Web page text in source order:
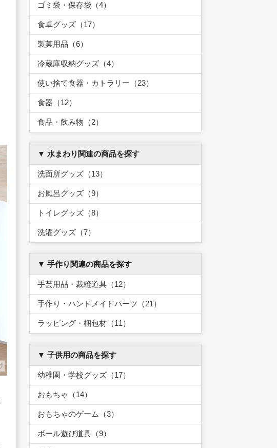
ゴミ袋・保存袋（4）
食卓グッズ（17）
製菓用品（6）
冷蔵庫収納グッズ（4）
使い捨て食器・カトラリー（23）
食器（12）
食品・飲み物（2）
▼ 水まわり関連の商品を探す
洗面所グッズ（13）
お風呂グッズ（9）
トイレグッズ（8）
洗濯グッズ（7）
▼ 手作り関連の商品を探す
手芸用品・裁縫道具（12）
手作り・ハンドメイドパーツ（21）
ラッピング・梱包材（11）
▼ 子供用の商品を探す
幼稚園・学校グッズ（17）
おもちゃ（14）
おもちゃのゲーム（3）
ボール遊び道具（9）